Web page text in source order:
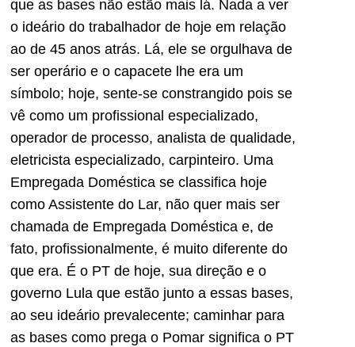
que as bases não estão mais lá. Nada a ver
o ideário do trabalhador de hoje em relação
ao de 45 anos atrás. Lá, ele se orgulhava de
ser operário e o capacete lhe era um
símbolo; hoje, sente-se constrangido pois se
vê como um profissional especializado,
operador de processo, analista de qualidade,
eletricista especializado, carpinteiro. Uma
Empregada Doméstica se classifica hoje
como Assistente do Lar, não quer mais ser
chamada de Empregada Doméstica e, de
fato, profissionalmente, é muito diferente do
que era. É o PT de hoje, sua direção e o
governo Lula que estão junto a essas bases,
ao seu ideário prevalecente; caminhar para
as bases como prega o Pomar significa o PT